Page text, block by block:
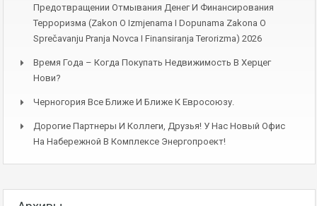
Предотвращении Отмывания Денег И Финансирования
Терроризма (Zakon O Izmjenama I Dopunama Zakona O
Sprečavanju Pranja Novca I Finansiranja Terorizma) 2026
Время Года – Когда Покупать Недвижимость В Херцег
Нови?
Черногория Все Ближе И Ближе К Евросоюзу.
Дорогие Партнеры И Коллеги, Друзья! У Нас Новый Офис
На Набережной В Комплексе Энергопроект!